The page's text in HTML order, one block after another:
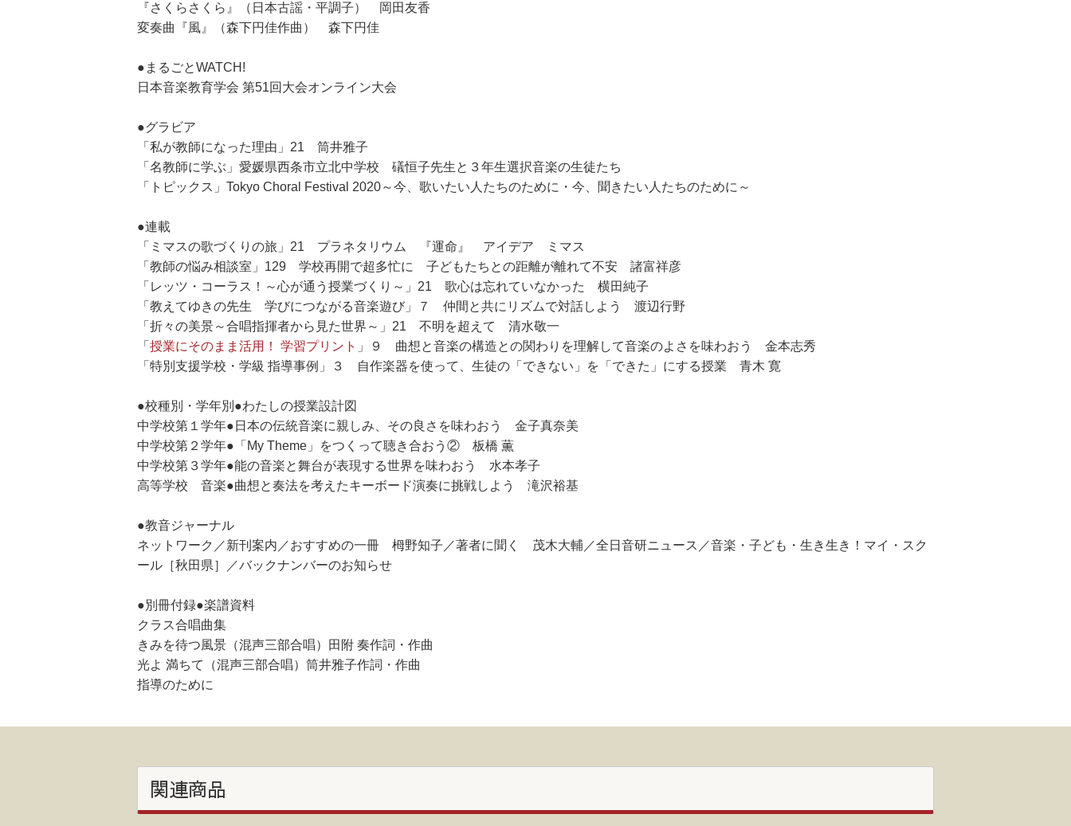
『さくらさくら』（日本古謡・平調子） 岡田友香
変奏曲『風』（森下円佳作曲） 森下円佳
●まるごとWATCH!
日本音楽教育学会 第51回大会オンライン大会
●グラビア
「私が教師になった理由」21 筒井雅子
「名教師に学ぶ」愛媛県西条市立北中学校 礒恒子先生と３年生選択音楽の生徒たち
「トピックス」Tokyo Choral Festival 2020～今、歌いたい人たちのために・今、聞きたい人たちのために～
●連載
「ミマスの歌づくりの旅」21 プラネタリウム 『運命』 アイデア ミマス
「教師の悩み相談室」129 学校再開で超多忙に 子どもたちとの距離が離れて不安 諸富祥彦
「レッツ・コーラス！～心が通う授業づくり～」21 歌心は忘れていなかった 横田純子
「教えてゆきの先生 学びにつながる音楽遊び」７ 仲間と共にリズムで対話しよう 渡辺行野
「折々の美景～合唱指揮者から見た世界～」21 不明を超えて 清水敬一
「 授業にそのまま活用！ 学習プリント 」９ 曲想と音楽の構造との関わりを理解して音楽のよさを味わおう 金本志秀
「特別支援学校・学級 指導事例」３ 自作楽器を使って、生徒の「できない」を「できた」にする授業 青木 寛
●校種別・学年別●わたしの授業設計図
中学校第１学年●日本の伝統音楽に親しみ、その良さを味わおう 金子真奈美
中学校第２学年●「My Theme」をつくって聴き合おう② 板橋 薫
中学校第３学年●能の音楽と舞台が表現する世界を味わおう 水本孝子
高等学校 音楽●曲想と奏法を考えたキーボード演奏に挑戦しよう 滝沢裕基
●教音ジャーナル
ネットワーク／新刊案内／おすすめの一冊 栂野知子／著者に聞く 茂木大輔／全日音研ニュース／音楽・子ども・生き生き！マイ・スク
ール［秋田県］／バックナンバーのお知らせ
●別冊付録●楽譜資料
クラス合唱曲集
きみを待つ風景（混声三部合唱）田附 奏作詞・作曲
光よ 満ちて（混声三部合唱）筒井雅子作詞・作曲
指導のために
関連商品